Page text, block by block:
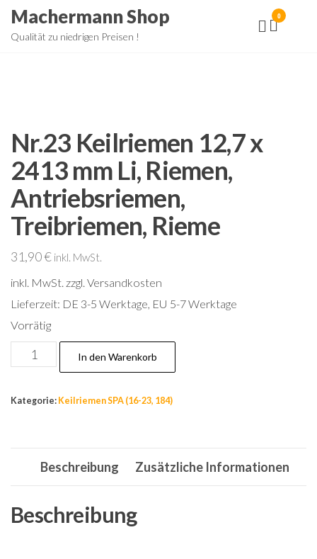
ZumMachermann Shop
Qualität zu niedrigen Preisen !
0
Nr.23 Keilriemen 12,7 x
2413 mm Li, Riemen,
Antriebsriemen,
Treibriemen, Rieme
31,90€ inkl. MwSt.
inkl. MwSt. zzgl. Versandkosten
Lieferzeit: DE 3-5 Werktage, EU 5-7 Werktage
Vorrätig
Nr.23
Keilriemen
Antriebsriemen,
In den Warenkorb
Kategorie: Keilriemen SPA (16-23, 184)
Beschreibung Zusätzliche Informationen
Beschreibung